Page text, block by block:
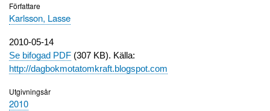
Författare
Karlsson, Lasse
Utgivningsdatum
2010-05-14
Se bifogad PDF (307 KB). Källa:
http://dagbokmotatomkraft.blogspot.com
Utgivningsår
2010